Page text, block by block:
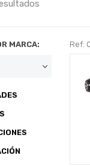
MARCA: Ref: